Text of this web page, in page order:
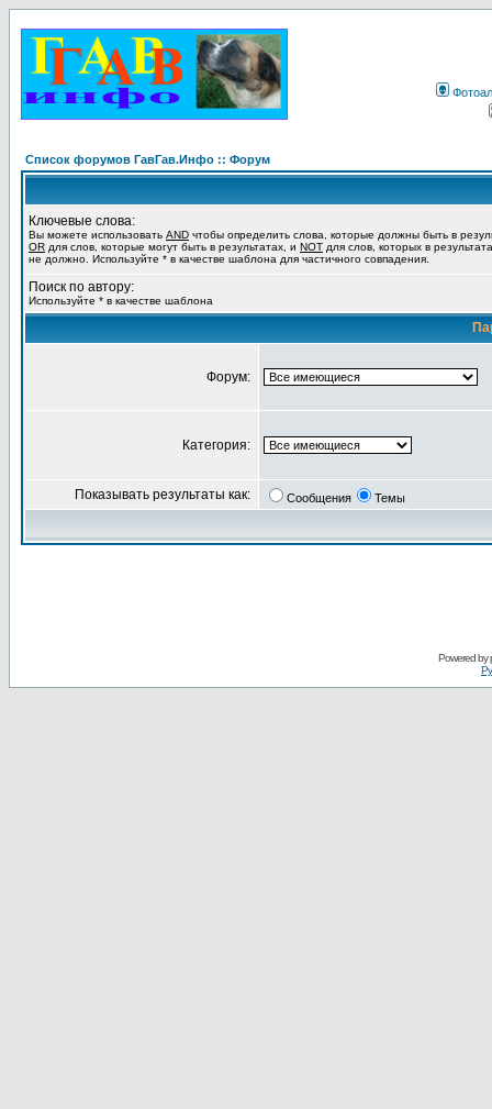
Список форумов ГавГав.Инфо :: Форум
Ключевые слова:
Вы можете использовать AND чтобы определить слова, которые должны быть в
OR для слов, которые могут быть в результатах, и NOT для слов, которых в
не должно. Используйте * в качестве шаблона для частичного совпадения.
Поиск по автору:
Используйте * в качестве шаблона
Форум:
Категория:
Показывать результаты как: Сообщения Темы
Powered by